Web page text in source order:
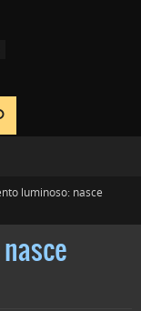
luminoso: nasce